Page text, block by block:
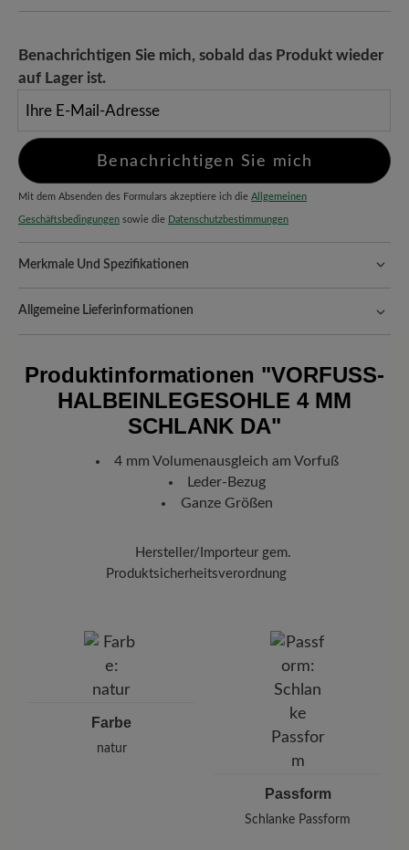
Benachrichtigen Sie mich, sobald das Produkt wieder
auf Lager ist.
Benachrichtigen Sie mich
Mit dem Absenden des Formulars akzeptiere ich die Allgemeinen
Geschäftsbedingungen sowie die Datenschutzbestimmungen
Merkmale Und Spezifikationen
Allgemeine Lieferinformationen
hinzugefügt – unabhängig vom Bestellwert.
Freuen Sie sich auf Ihr Paket!Sobald Ihre Bestellung unser Lager in
Deutschland verlassen hat, erhalten Sie eine Versandbestätigung.
Mit der beigefügten Sendungsnummer können Sie genau
nachverfolgen, wo sich Ihr neues BÄR Lieblingsstück gerade
Produktinformationen "VORFUSS-H
ALBEINLEGESOHLE 4 MM S
CHLANK DA"
4 mm Volumenausgleich am Vorfuß
Leder-Bezug
Ganze Größen
Hersteller/Importeur gem.
Produktsicherheitsverordnung
Via Monte Verena 31, 36022 S Zeno di Cassola, Italien
Farbe
natur
Passform
Schlanke Passform